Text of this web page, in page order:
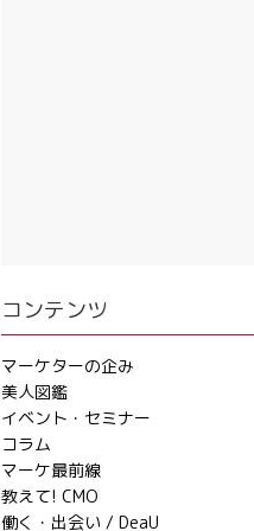
コンテンツ
マーケターの企み
美人図鑑
イベント・セミナー
コラム
マーケ最前線
教えて! CMO
働く・出会い / DeaU